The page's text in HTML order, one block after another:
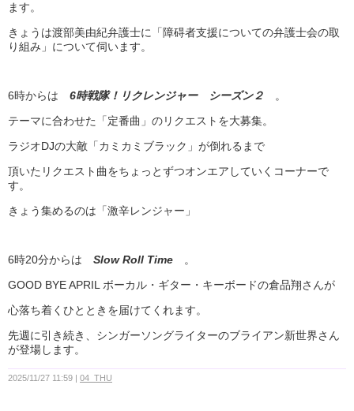
ます。
きょうは渡部美由紀弁護士に「障碍者支援についての弁護士会の取
り組み」について伺います。
6時からは 6時戦隊！リクレンジャー シーズン２ 。
テーマに合わせた「定番曲」のリクエストを大募集。
ラジオDJの大敵「カミカミブラック」が倒れるまで
頂いたリクエスト曲をちょっとずつオンエアしていくコーナーで
す。
きょう集めるのは「激辛レンジャー」
6時20分からは Slow Roll Time 。
GOOD BYE APRIL ボーカル・ギター・キーボードの倉品翔さんが
心落ち着くひとときを届けてくれます。
先週に引き続き、シンガーソングライターのブライアン新世界さん
が登場します。
2025/11/27 11:59 04_THU